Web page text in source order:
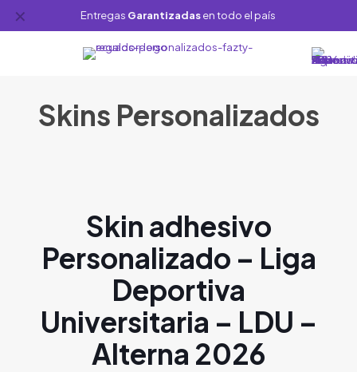
Entregas Garantizadasen todo el país
✕
Skins Personalizados
Skin adhesivo
Personalizado – Liga
Deportiva
Universitaria – LDU –
Alterna 2026